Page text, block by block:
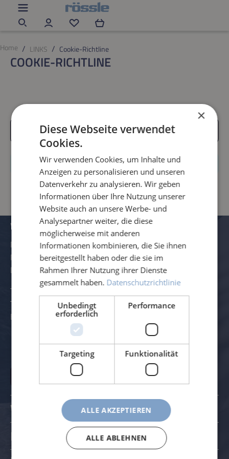
Zum Hauptinhalt springen
Du hast 0 Produkte auf dem Merkzettel
Home
LINKS Cookie-Richtline
COOKIE-RICHTLINE
Produkte filtern
Keine Produkte gefunden.
VERWALTUNG UND KONTAKTDATEN
Rössle AG
Pater-Hartmann-Straße 23
D-87616 Marktoberdorf
Telefon:+49 (0) 8342 - 70 59 5-0
Telefax:
+49 (0) 8342 - 70 59 5-70
E-Mail:
info@roessle.ag
Zum Kontaktformular
Vertrag widerrufen
WERKSBÜRO UND FERTIGUNG
LINKS
×
Diese Webseite verwendet
Cookies.
Wir verwenden Cookies, um Inhalte und
Anzeigen zu personalisieren und unseren
Datenverkehr zu analysieren. Wir geben
Informationen über Ihre Nutzung unserer
Website auch an unsere Werbe- und
Analysepartner weiter, die diese
möglicherweise mit anderen
Informationen kombinieren, die Sie ihnen
bereitgestellt haben oder die sie im
Rahmen Ihrer Nutzung ihrer Dienste
gesammelt haben. Datenschutzrichtlinie
Unbedingt
erforderlich
Performance
Targeting Funktionalität
ALLE AKZEPTIEREN
ALLE ABLEHNEN